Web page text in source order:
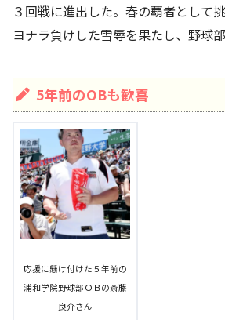
３回戦に進出した。春の覇者として
ヨナラ負けした雪辱を果たし、野球
5年前のOBも歓喜
応援に懸け付けた５年前の
浦和学院野球部ＯＢの斎藤
良介さん